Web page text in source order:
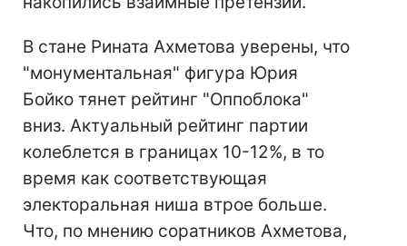
В стане Рината Ахметова уверены, что
"монументальная" фигура Юрия
Бойко тянет рейтинг "Оппоблока"
вниз. Актуальный рейтинг партии
колеблется в границах 10-12%, в то
время как соответствующая
электоральная ниша втрое больше.
Что, по мнению соратников Ахметова,